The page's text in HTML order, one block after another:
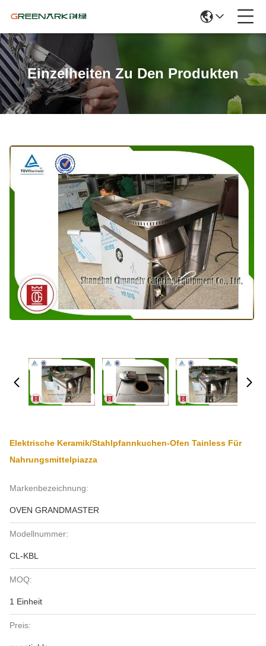
Einzelheiten Zu Den Produkten
Elektrische Keramik/Stahlpfannkuchen-Ofen Tainless Für
Nahrungsmittelpiazza
Markenbezeichnung:
OVEN GRANDMASTER
Modellnummer:
CL-KBL
MOQ:
1 Einheit
Preis: